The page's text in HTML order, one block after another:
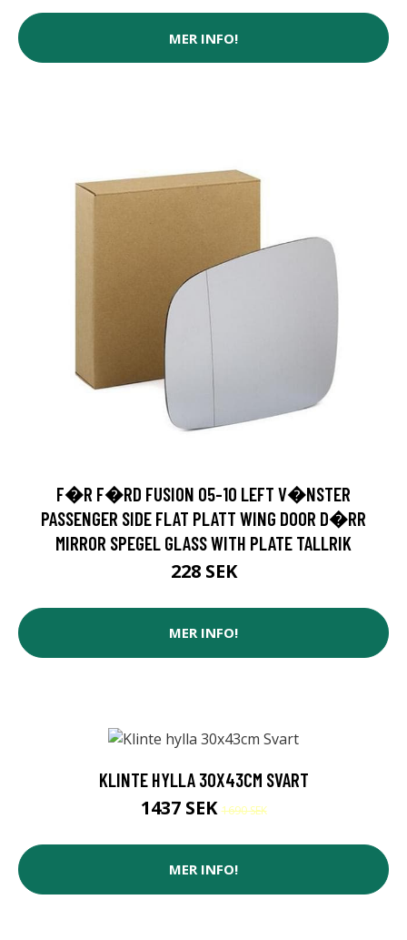
MER INFO!
F�R F�RD FUSION 05-10 LEFT V�NSTER
PASSENGER SIDE FLAT PLATT WING DOOR D�RR
MIRROR SPEGEL GLASS WITH PLATE TALLRIK
228 SEK
MER INFO!
KLINTE HYLLA 30X43CM SVART
1437 SEK1690 SEK
MER INFO!